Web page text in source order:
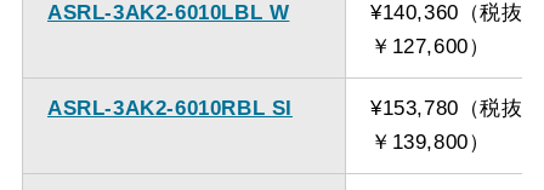
ASRL-3AK2-6010LBL W
¥140,360（税抜
￥127,600）
ASRL-3AK2-6010RBL SI
¥153,780（税抜
￥139,800）